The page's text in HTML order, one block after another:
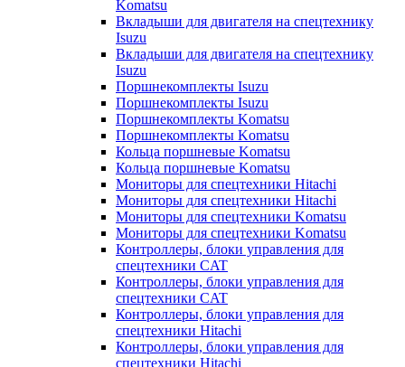
Komatsu
Вкладыши для двигателя на спецтехнику
Isuzu
Вкладыши для двигателя на спецтехнику
Isuzu
Поршнекомплекты Isuzu
Поршнекомплекты Isuzu
Поршнекомплекты Komatsu
Поршнекомплекты Komatsu
Кольца поршневые Komatsu
Кольца поршневые Komatsu
Мониторы для спецтехники Hitachi
Мониторы для спецтехники Hitachi
Мониторы для спецтехники Komatsu
Мониторы для спецтехники Komatsu
Контроллеры, блоки управления для
спецтехники CAT
Контроллеры, блоки управления для
спецтехники CAT
Контроллеры, блоки управления для
спецтехники Hitachi
Контроллеры, блоки управления для
спецтехники Hitachi